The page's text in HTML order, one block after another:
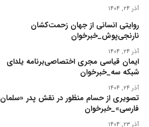
آذر ۲۴, ۱۴۰۴
روایتی انسانی از جهان زحمت‌کشان
نارنجی‌پوش_خبرخوان
آذر ۲۴, ۱۴۰۴
ایمان قیاسی مجری اختصاصی‌برنامه یلدای
شبکه سه_خبرخوان
آذر ۲۴, ۱۴۰۴
تصویری از حسام منظور در نقش پدر «سلمان
فارسی»_خبرخوان
آذر ۲۳, ۱۴۰۴